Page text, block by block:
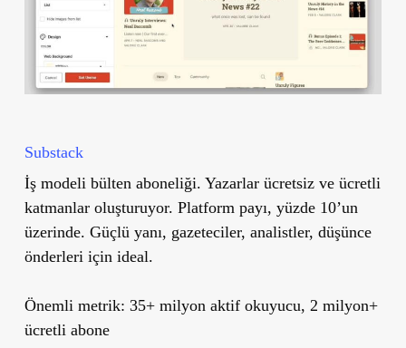
Substack
İş modeli bülten aboneliği. Yazarlar ücretsiz ve ücretli
katmanlar oluşturuyor. Platform payı, yüzde 10’un
üzerinde. Güçlü yanı, gazeteciler, analistler, düşünce
önderleri için ideal.
Önemli metrik: 35+ milyon aktif okuyucu, 2 milyon+
ücretli abone